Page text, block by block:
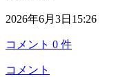
2026年6月3日15:26
コメント 0 件
コメント